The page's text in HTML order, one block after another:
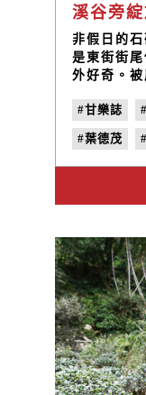
非假日的
是東街街
外好奇。
葉德茂師
只是冰冷的
以及人情
#甘樂誌
#葉德茂
#到在地人